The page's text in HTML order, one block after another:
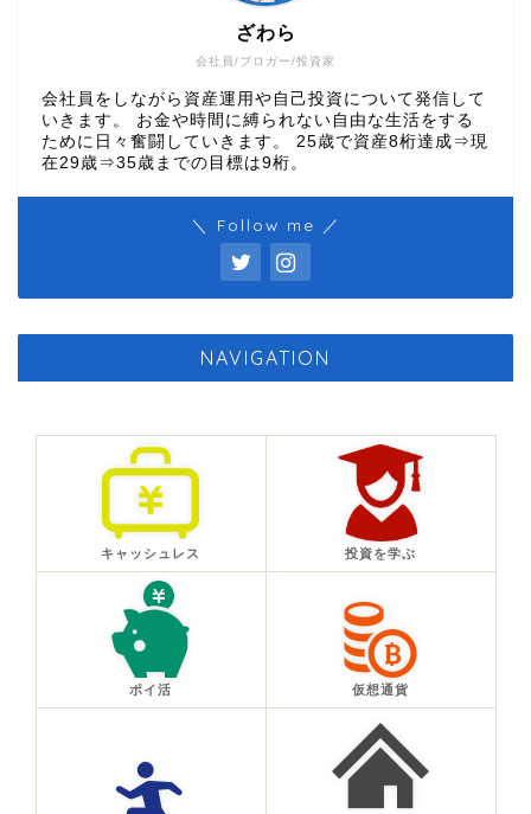
会社員/ブロガー/投資家
ざわら
会社員をしながら資産運用や自己投資について発信して
いきます。 お金や時間に縛られない自由な生活をする
ために日々奮闘していきます。 25歳で資産8桁達成⇒現
在29歳⇒35歳までの目標は9桁。
＼ Follow me ／
NAVIGATION
キャッシュレス 投資を学ぶ
ポイ活 仮想通貨